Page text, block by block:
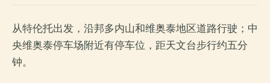
从特伦托出发，沿邦多内山和维奥泰地区道路行驶；中
央维奥泰停车场附近有停车位，距天文台步行约五分
钟。